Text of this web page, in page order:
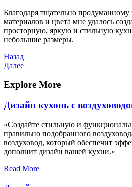
Благодаря тщательно
материалов и цвета мне удалось
просторную, яркую и стильную
небольшие размеры.
Навигация
по
записям
Предыдущая
запись
Назад
Следующая
Далее
Explore More
Дизайн кухонь с
«Создайте стильную и
правильно подобранного
воздуховод, который обеспечит
дополнит дизайн вашей кухни.»
Read More